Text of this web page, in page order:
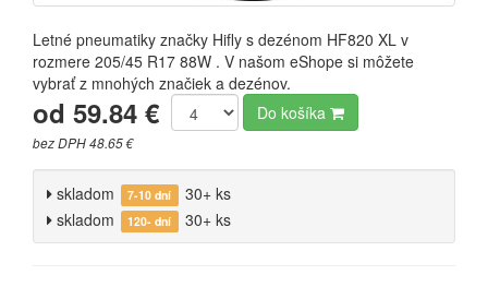
Letné pneumatiky značky Hifly s dezénom HF820 XL v
rozmere 205/45 R17 88W . V našom eShope si môžete
vybrať z mnohých značiek a dezénov.
od 59.84 €
bez DPH 48.65 €
Do košíka
skladom 7-10 dní
30+ ks
skladom
120- dní 30+ ks